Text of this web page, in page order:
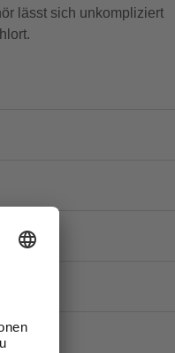
lässt sich unkompliziert